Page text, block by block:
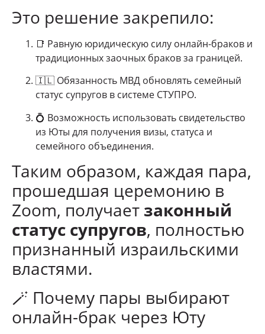
Это решение закрепило:
📑 Равную юридическую силу онлайн-браков и
традиционных заочных браков за границей.
🇮🇱 Обязанность МВД обновлять семейный
статус супругов в системе СТУПРО.
💍 Возможность использовать свидетельство
из Юты для получения визы, статуса и
семейного объединения.
Таким образом, каждая пара,
прошедшая церемонию в
Zoom, получает законный
статус супругов, полностью
признанный израильскими
властями.
🪄 Почему пары выбирают
онлайн-брак через Юту